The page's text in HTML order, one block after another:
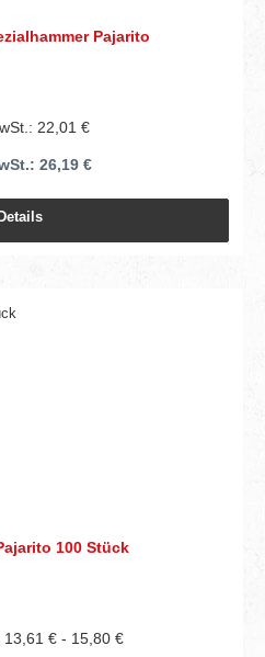
Pajarito
22,01 €
26,19 €
100 Stück
13,61 € - 15,80 €